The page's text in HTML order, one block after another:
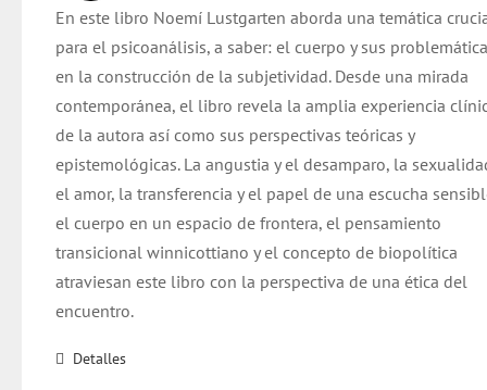
era:
$ 20.000.
es:
$ 19.000.
En este libro Noemí Lustgarten aborda una temática
para el psicoanálisis, a saber: el cuerpo y sus
en la construcción de la subjetividad. Desde una mirada
contemporánea, el libro revela la amplia experiencia
de la autora así como sus perspectivas teóricas y
epistemológicas.La angustia y el desamparo, la
el amor, la transferencia y el papel de una escucha
el cuerpo en un espacio de frontera, el pensamiento
transicional winnicottiano y el concepto de biopolítica
atraviesan este libro con la perspectiva de una ética del
encuentro.
Detalles